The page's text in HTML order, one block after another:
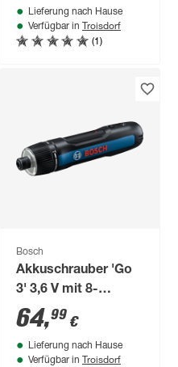
Lieferung nach Hause
Verfügbar in Troisdorf
(1)
Bosch
Akkuschrauber 'Go
3' 3,6 V mit 8-
teiligem Bit-Set und
USB-Ladekabel
64,99 €
Lieferung nach Hause
Verfügbar in Troisdorf